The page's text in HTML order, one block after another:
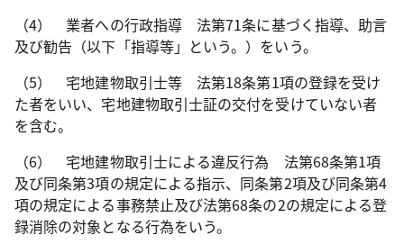
（4） 業者への行政指導 法第71条に基づく指導、助言
及び勧告（以下「指導等」という。）をいう。
（5） 宅地建物取引士等 法第18条第1項の登録を受け
た者をいい、宅地建物取引士証の交付を受けていない者
を含む。
（6） 宅地建物取引士による違反行為 法第68条第1項
及び同条第3項の規定による指示、同条第2項及び同条第4
項の規定による事務禁止及び法第68条の2の規定による登
録消除の対象となる行為をいう。